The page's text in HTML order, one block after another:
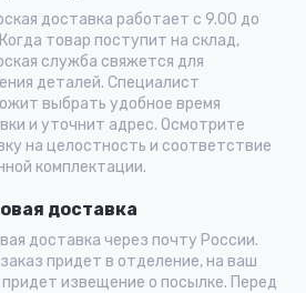
доставка работает с 9.00 до
товар поступит на склад,
служба свяжется для
деталей. Специалист
выбрать удобное время
и уточнит адрес. Осмотрите
на целостность и соответствие
комплектации.
доставка
доставка через почту России.
придет в отделение, на ваш
извещение о посылке. Перед